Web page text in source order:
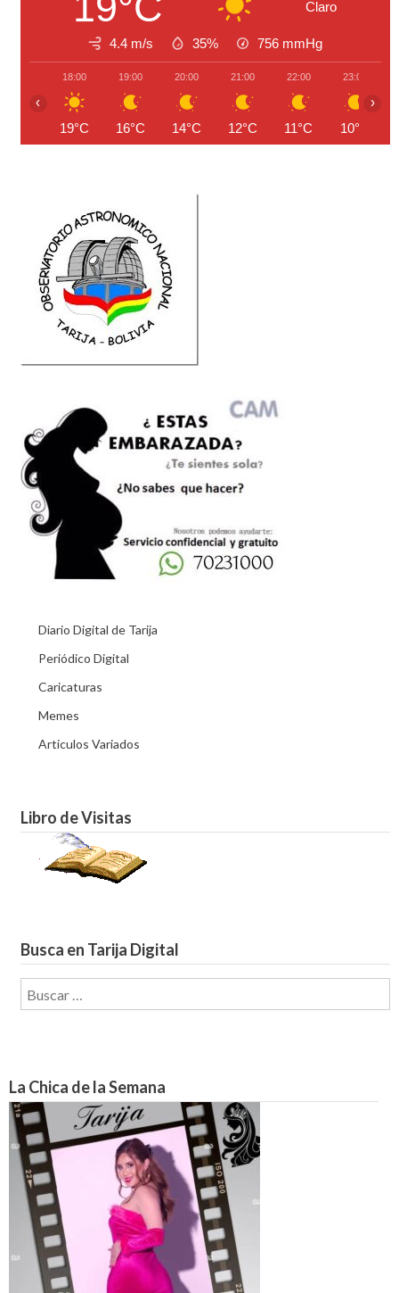
Claro
4.4 m/s 35% 756 mmHg
18:00
19°C
19:00
16°C
20:00
14°C
21:00
12°C
22:00
11°C
23:00
10°C
‹ ›
Diario Digital de Tarija
Periódico Digital
Caricaturas
Memes
Articulos Variados
Libro de Visitas
Busca en Tarija Digital
Buscar:
La Chica de la Semana